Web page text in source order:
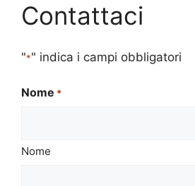
Contattaci
"*" indica i campi obbligatori
Nome *
Nome